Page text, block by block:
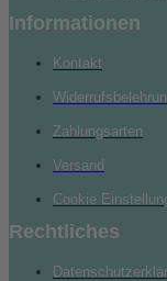
Informationen
Kontakt
Zahlungsarten
Versand
Cookie
Rechtliches